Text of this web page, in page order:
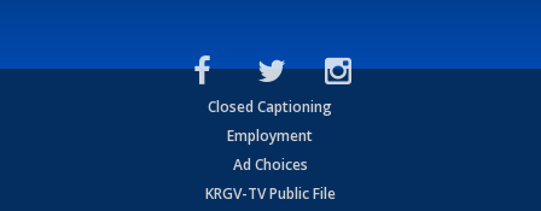
Closed Captioning
Employment
Ad Choices
KRGV-TV Public File